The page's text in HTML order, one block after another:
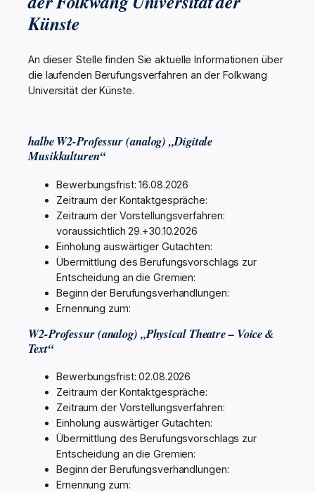
der Folkwang Universität der
Künste
An dieser Stelle finden Sie aktuelle Informationen über
die laufenden Berufungsverfahren an der Folkwang
Universität der Künste.
halbe W2-Professur (analog) „Digitale
Musikkulturen“
Bewerbungsfrist: 16.08.2026
Zeitraum der Kontaktgespräche:
Zeitraum der Vorstellungsverfahren:
voraussichtlich 29.+30.10.2026
Einholung auswärtiger Gutachten:
Übermittlung des Berufungsvorschlags zur
Entscheidung an die Gremien:
Beginn der Berufungsverhandlungen:
Ernennung zum:
W2-Professur (analog) „Physical Theatre – Voice &
Text“
Bewerbungsfrist: 02.08.2026
Zeitraum der Kontaktgespräche:
Zeitraum der Vorstellungsverfahren:
Einholung auswärtiger Gutachten:
Übermittlung des Berufungsvorschlags zur
Entscheidung an die Gremien:
Beginn der Berufungsverhandlungen:
Ernennung zum: